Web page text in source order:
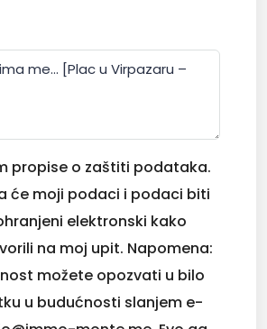
propise o zaštiti podataka.
će moji podaci i podaci biti
elektronski kako
na moj upit. Napomena:
možete opozvati u bilo
u budućnosti slanjem e-